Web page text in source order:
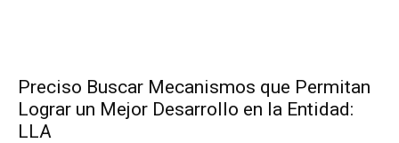
Preciso Buscar Mecanismos que Permitan
Lograr un Mejor Desarrollo en la Entidad:
LLA